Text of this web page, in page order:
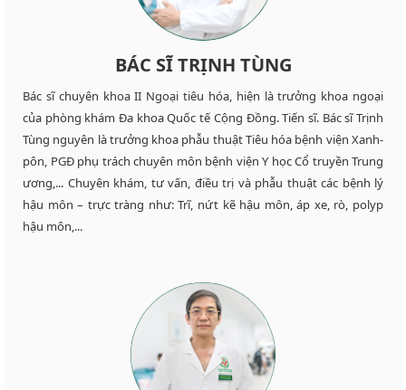
BÁC SĨ TRỊNH TÙNG
Bác sĩ chuyên khoa II Ngoại tiêu hóa, hiện là trưởng khoa ngoại
của phòng khám Đa khoa Quốc tế Cộng Đồng. Tiến sĩ. Bác sĩ Trịnh
Tùng nguyên là trưởng khoa phẫu thuật Tiêu hóa bệnh viện Xanh-
pôn, PGĐ phụ trách chuyên môn bệnh viện Y học Cổ truyền Trung
ương,... Chuyên khám, tư vấn, điều trị và phẫu thuật các bệnh lý
hậu môn – trực tràng như: Trĩ, nứt kẽ hậu môn, áp xe, rò, polyp
hậu môn,...